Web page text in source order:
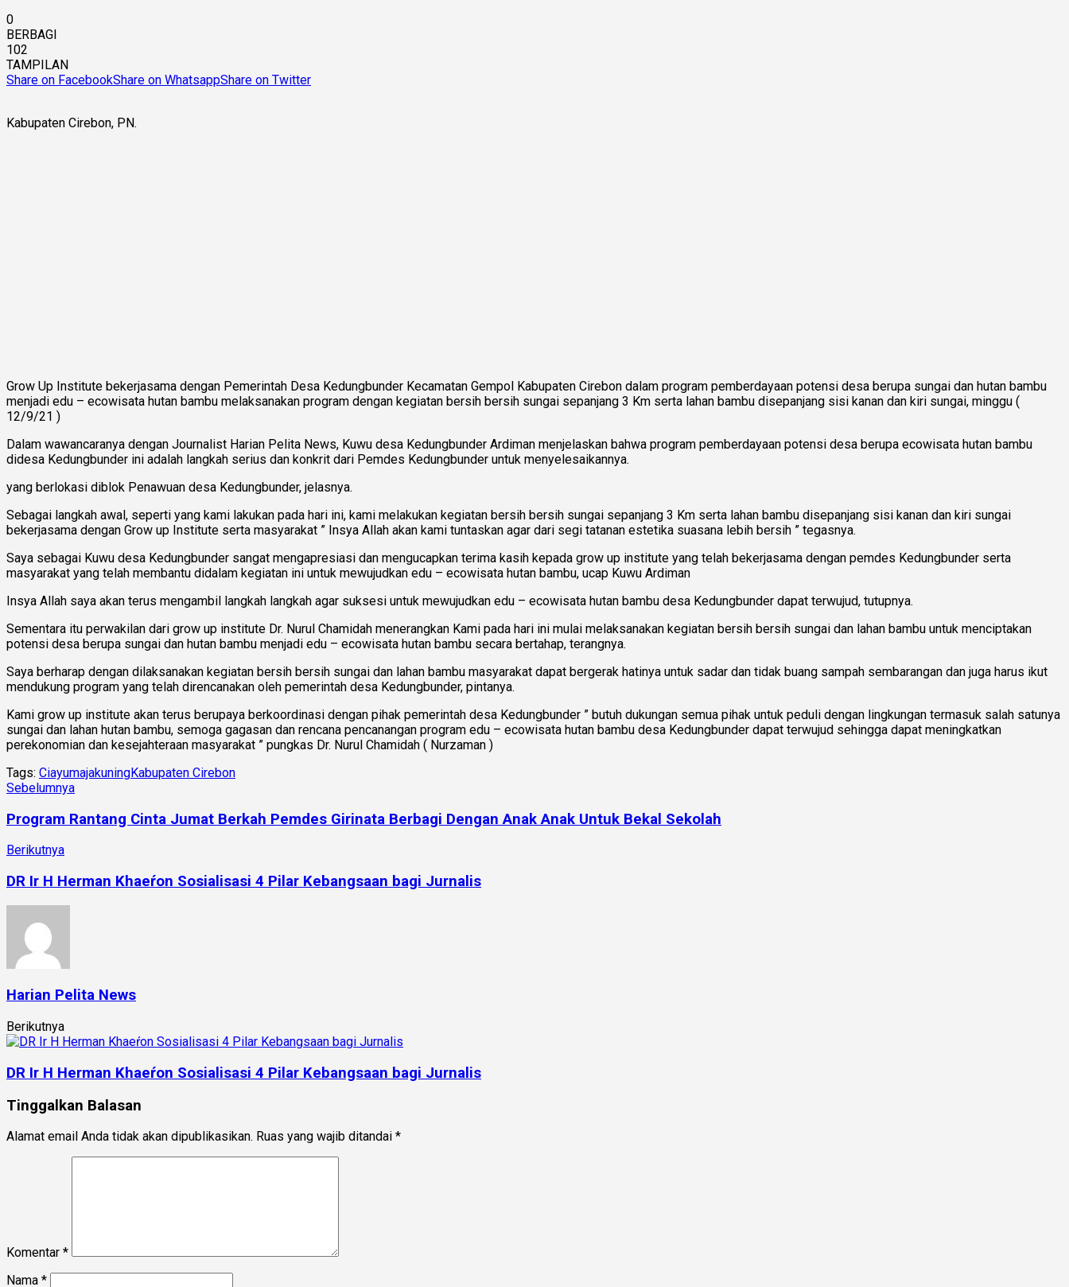
0
BERBAGI
102
TAMPILAN
Share on FacebookShare on WhatsappShare on Twitter
Kabupaten Cirebon, PN.
Grow Up Institute bekerjasama dengan Pemerintah Desa Kedungbunder Kecamatan Gempol Kabupaten Cirebon dalam program pemberdayaan potensi desa berupa sungai dan hutan bambu
menjadi edu – ecowisata hutan bambu melaksanakan program dengan kegiatan bersih bersih sungai sepanjang 3 Km serta lahan bambu disepanjang sisi kanan dan kiri sungai, minggu (
12/9/21 )
Dalam wawancaranya dengan Journalist Harian Pelita News, Kuwu desa Kedungbunder Ardiman menjelaskan bahwa program pemberdayaan potensi desa berupa ecowisata hutan bambu
didesa Kedungbunder ini adalah langkah serius dan konkrit dari Pemdes Kedungbunder untuk menyelesaikannya.
yang berlokasi diblok Penawuan desa Kedungbunder, jelasnya.
Sebagai langkah awal, seperti yang kami lakukan pada hari ini, kami melakukan kegiatan bersih bersih sungai sepanjang 3 Km serta lahan bambu disepanjang sisi kanan dan kiri sungai
bekerjasama dengan Grow up Institute serta masyarakat ” Insya Allah akan kami tuntaskan agar dari segi tatanan estetika suasana lebih bersih ” tegasnya.
Saya sebagai Kuwu desa Kedungbunder sangat mengapresiasi dan mengucapkan terima kasih kepada grow up institute yang telah bekerjasama dengan pemdes Kedungbunder serta
masyarakat yang telah membantu didalam kegiatan ini untuk mewujudkan edu – ecowisata hutan bambu, ucap Kuwu Ardiman
Insya Allah saya akan terus mengambil langkah langkah agar suksesi untuk mewujudkan edu – ecowisata hutan bambu desa Kedungbunder dapat terwujud, tutupnya.
Sementara itu perwakilan dari grow up institute Dr. Nurul Chamidah menerangkan Kami pada hari ini mulai melaksanakan kegiatan bersih bersih sungai dan lahan bambu untuk menciptakan
potensi desa berupa sungai dan hutan bambu menjadi edu – ecowisata hutan bambu secara bertahap, terangnya.
Saya berharap dengan dilaksanakan kegiatan bersih bersih sungai dan lahan bambu masyarakat dapat bergerak hatinya untuk sadar dan tidak buang sampah sembarangan dan juga harus ikut
mendukung program yang telah direncanakan oleh pemerintah desa Kedungbunder, pintanya.
Kami grow up institute akan terus berupaya berkoordinasi dengan pihak pemerintah desa Kedungbunder ” butuh dukungan semua pihak untuk peduli dengan lingkungan termasuk salah satunya
sungai dan lahan hutan bambu, semoga gagasan dan rencana pencanangan program edu – ecowisata hutan bambu desa Kedungbunder dapat terwujud sehingga dapat meningkatkan
perekonomian dan kesejahteraan masyarakat ” pungkas Dr. Nurul Chamidah ( Nurzaman )
Tags: CiayumajakuningKabupaten Cirebon
Sebelumnya
Program Rantang Cinta Jumat Berkah Pemdes Girinata Berbagi Dengan Anak Anak Untuk Bekal Sekolah
Berikutnya
DR Ir H Herman Khaeŕon Sosialisasi 4 Pilar Kebangsaan bagi Jurnalis
Harian Pelita News
Berikutnya
DR Ir H Herman Khaeŕon Sosialisasi 4 Pilar Kebangsaan bagi Jurnalis
Tinggalkan Balasan
Alamat email Anda tidak akan dipublikasikan. Ruas yang wajib ditandai *
Komentar *
Nama *